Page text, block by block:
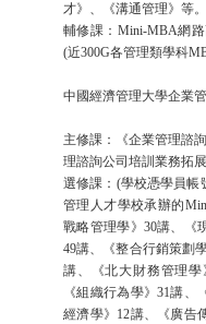
才》、《溝通管理》等。
輔修課：Mini-MBA網
(近300G各管理類學科
中國經濟管理大學企業
主修課：《企業管理諮
理諮詢公司培訓業務拓
選修課：(學校憑學員帳
管理人才學校承辦的
戰略管理學》30講、《
49講、《整合行銷策劃
講、《北大財務管理學
《組織行為學》31講
經濟學》12講、《廣告